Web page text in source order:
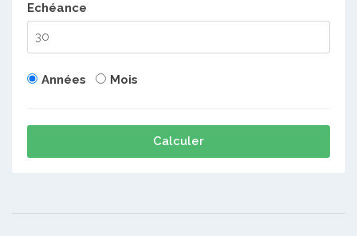
Echéance
Années Mois
Calculer